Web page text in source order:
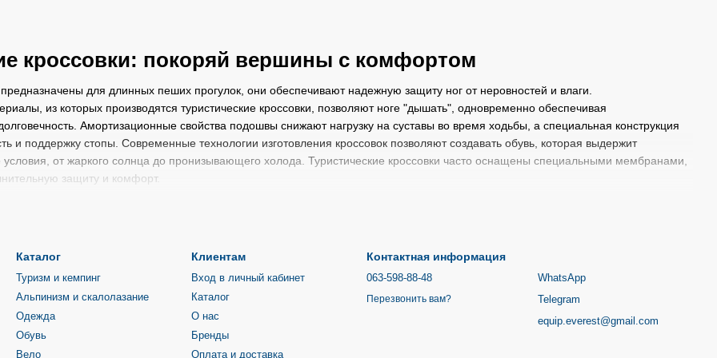
кроссовки: покоряй вершины с комфортом
предназначены для длинных пеших прогулок, они обеспечивают надежную защиту ног от неровностей и влаги.
из которых производятся туристические кроссовки, позволяют ноге "дышать", одновременно обеспечивая
Амортизационные свойства подошвы снижают нагрузку на суставы во время ходьбы, а специальная конструкция
и поддержку стопы. Современные технологии изготовления кроссовок позволяют создавать обувь, которая выдержит
от жаркого солнца до пронизывающего холода. Туристические кроссовки часто оснащены специальными мембранами,
защиту и комфорт.
Беговые кроссовки, с другой стороны, легкие и гибкие, обеспечивают хорошую вентиляцию и быструю адаптацию к
Трейлранинговые кроссовки
– это гибрид, сочетающий в себе прочность трекинговых и легкость беговых кроссовок, они
по пересеченной местности. Каждый тип кроссовок имеет свои особенности, учитывающие условия использования и
путешественника. Поэтому, выбирая туристические кроссовки, важно обратить внимание не только на внешний вид, но и на
Каталог
Туризм и кемпинг
Альпинизм и скалолазание
Одежда
Обувь
Вело
Клиентам
Вход в личный кабинет
Каталог
О нас
Бренды
Оплата и доставка
Контактная информация
063-598-88-48
Перезвонить вам?
WhatsApp
Telegram
equip.everest@gmail.com